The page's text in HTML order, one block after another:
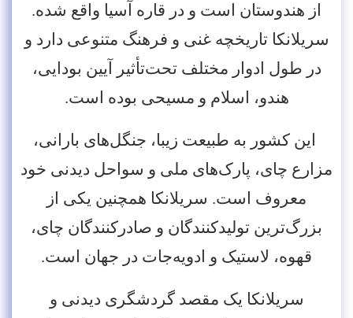
از هندوستان است و در قاره آسیا واقع شده.
سریلانکا تاریخچه غنی و فرهنگ متنوعی دارد و
در طول ادوار مختلف تحت‌تأثیر آیین بودایی،
هندو، اسلام و مسیحی بوده است.
این کشور به طبیعت زیبا، جنگل‌های بارانی،
مزارع چای، پارک‌های ملی و سواحل دیدنی خود
معروف است. سریلانکا همچنین یکی از
بزرگ‌ترین تولیدکنندگان و صادرکنندگان چای،
قهوه، لاستیک و ادویه‌جات در جهان است.
سریلانکا یک مقصد گردشگری دیدنی و